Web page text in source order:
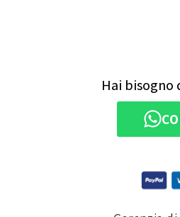
Hai bisogno